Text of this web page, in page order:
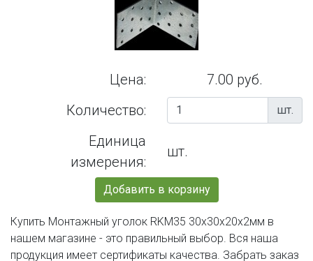
Цена:
7.00 руб.
Количество:
шт.
Единица
измерения:
шт.
Добавить в корзину
Купить Монтажный уголок RKM35 30х30х20х2мм в
нашем магазине - это правильный выбор. Вся наша
продукция имеет сертификаты качества. Забрать заказ